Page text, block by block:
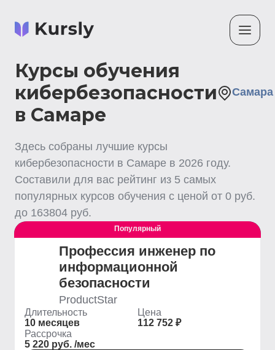
Курсы обучения
кибербезопасности
в Самаре
Самара
Здесь собраны лучшие курсы
кибербезопасности в Самаре в 2026 году.
Составили для вас рейтинг из 5 самых
популярных курсов обучения с ценой от 0 руб.
до 163804 руб.
Выгодный
Популярный
Профессия инженер по
информационной
безопасности
ProductStar
Длительность
10 месяцев
Цена
112 752 ₽
Рассрочка
5 220 руб. /мес